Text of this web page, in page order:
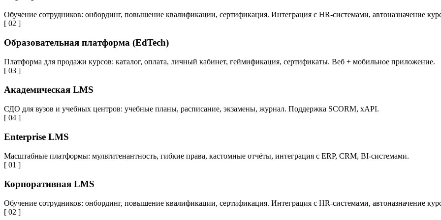
Обучение сотрудников: онбординг, повышение квалификации, сертификация. Интеграция с HR-системами, автоназначение
[ 02 ]
Образовательная платформа (EdTech)
Платформа для продажи курсов: каталог, оплата, личный кабинет, геймификация, сертификаты. Веб + мобильное приложение.
[ 03 ]
Академическая LMS
СДО для вузов и учебных центров: учебные планы, расписание, экзамены, журнал. Поддержка SCORM, xAPI.
[ 04 ]
Enterprise LMS
Масштабные платформы: мультитенантность, гибкие права, кастомные отчёты, интеграция с ERP, CRM, BI-системами.
[ 01 ]
Корпоративная LMS
Обучение сотрудников: онбординг, повышение квалификации, сертификация. Интеграция с HR-системами, автоназначение
[ 02 ]